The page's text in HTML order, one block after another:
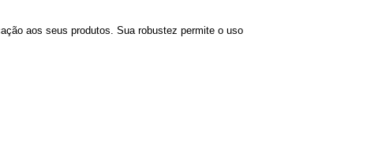
aos seus produtos. Sua robustez permite o uso